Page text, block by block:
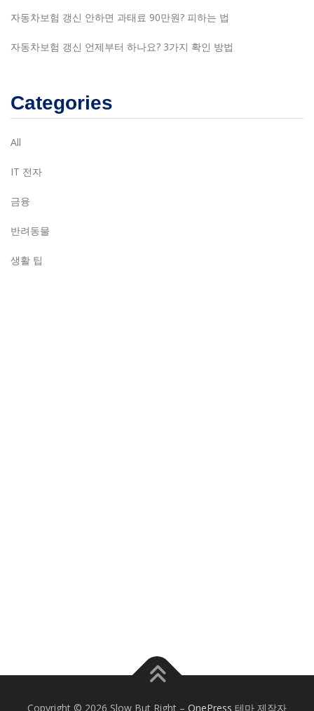
자동차보험 갱신 안하면 과태료 90만원? 피하는 법
자동차보험 갱신 언제부터 하나요? 3가지 확인 방법
Categories
All
IT 전자
금융
반려동물
생활 팁
Copyright © 2026 Slow But Right – OnePress 테마 제작자